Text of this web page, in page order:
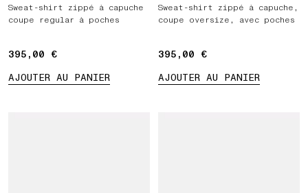
Sweat-shirt zippé à capuche
coupe regular à poches
395,00 €
395,00 €
AJOUTER AU PANIER
Sweat-shirt zippé à capuche,
coupe oversize, avec poches
395,00 €
395,00 €
AJOUTER AU PANIER